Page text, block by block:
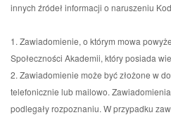
innych źródeł informacji o naruszeniu
1. Zawiadomienie, o którym mowa
Społeczności Akademii, który posiada
2. Zawiadomienie może być złożone w
telefonicznie lub mailowo.
podlegały rozpoznaniu. W przypadku